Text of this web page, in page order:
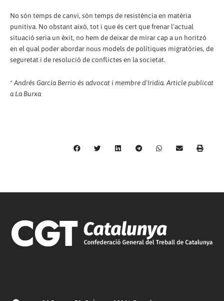
No són temps de canvi, són temps de resistència en matèria
punitiva. No obstant això, tot i que és cert que frenar l’actual
situació seria un èxit, no hem de deixar de mirar cap a un horitzó
en el qual poder abordar nous models de polítiques migratòries, de
seguretat i de resolució de conflictes en la societat.
*Andrés García Berrio és advocat i membre d'Iridia. Article publicat
a La Burxa